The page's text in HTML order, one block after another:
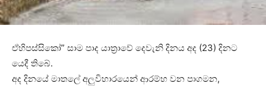
ඒහිපස්සිකෝ” සාම පාද යාත්‍රාවේ දෙවැනි දිනය අද (23) දිනට
යෙදී තිබේ.
අද දිනයේ මාතලේ අලුවිහාරයෙන් ආරම්භ වන පාගමන,